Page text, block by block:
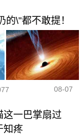
\"都不敢提！
08-07
这一巴掌扇过
知疼